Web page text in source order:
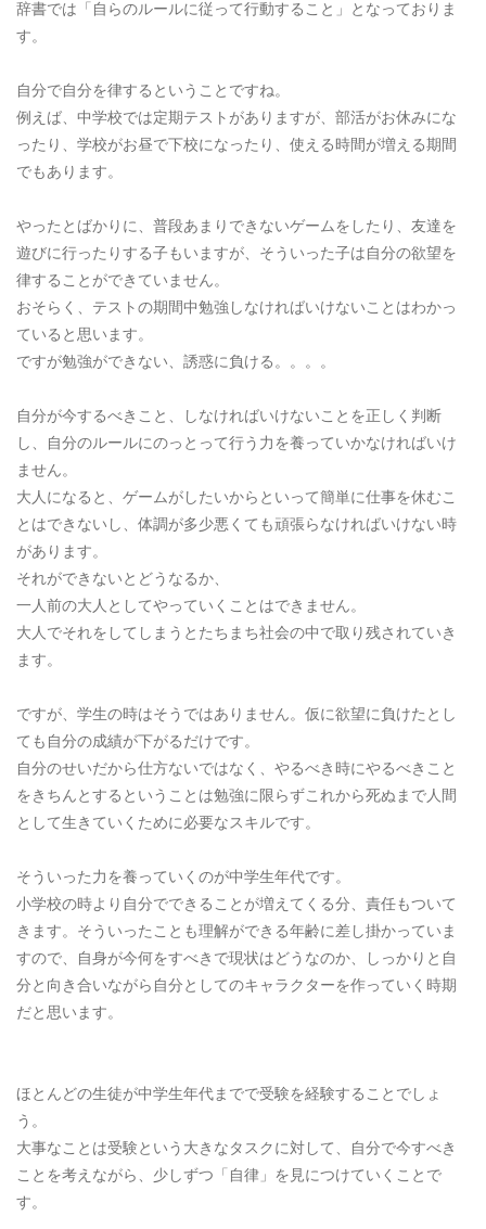
辞書では「自らのルールに従って行動すること」となっておりま
す。
自分で自分を律するということですね。
例えば、中学校では定期テストがありますが、部活がお休みにな
ったり、学校がお昼で下校になったり、使える時間が増える期間
でもあります。
やったとばかりに、普段あまりできないゲームをしたり、友達を
遊びに行ったりする子もいますが、そういった子は自分の欲望を
律することができていません。
おそらく、テストの期間中勉強しなければいけないことはわかっ
ていると思います。
ですが勉強ができない、誘惑に負ける。。。。
自分が今するべきこと、しなければいけないことを正しく判断
し、自分のルールにのっとって行う力を養っていかなければいけ
ません。
大人になると、ゲームがしたいからといって簡単に仕事を休むこ
とはできないし、体調が多少悪くても頑張らなければいけない時
があります。
それができないとどうなるか、
一人前の大人としてやっていくことはできません。
大人でそれをしてしまうとたちまち社会の中で取り残されていき
ます。
ですが、学生の時はそうではありません。仮に欲望に負けたとし
ても自分の成績が下がるだけです。
自分のせいだから仕方ないではなく、やるべき時にやるべきこと
をきちんとするということは勉強に限らずこれから死ぬまで人間
として生きていくために必要なスキルです。
そういった力を養っていくのが中学生年代です。
小学校の時より自分でできることが増えてくる分、責任もついて
きます。そういったことも理解ができる年齢に差し掛かっていま
すので、自身が今何をすべきで現状はどうなのか、しっかりと自
分と向き合いながら自分としてのキャラクターを作っていく時期
だと思います。
ほとんどの生徒が中学生年代までで受験を経験することでしょ
う。
大事なことは受験という大きなタスクに対して、自分で今すべき
ことを考えながら、少しずつ「自律」を見につけていくことで
す。